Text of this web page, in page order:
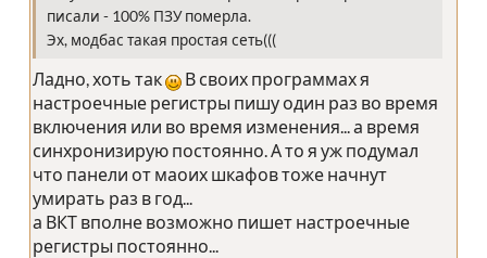
писали - 100% ПЗУ померла.
Эх, модбас такая простая сеть(((
Ладно, хоть так
В своих программах я
настроечные регистры пишу один раз во время
включения или во время изменения... а время
синхронизирую постоянно. А то я уж подумал
что панели от маоих шкафов тоже начнут
умирать раз в год...
а ВКТ вполне возможно пишет настроечные
регистры постоянно...